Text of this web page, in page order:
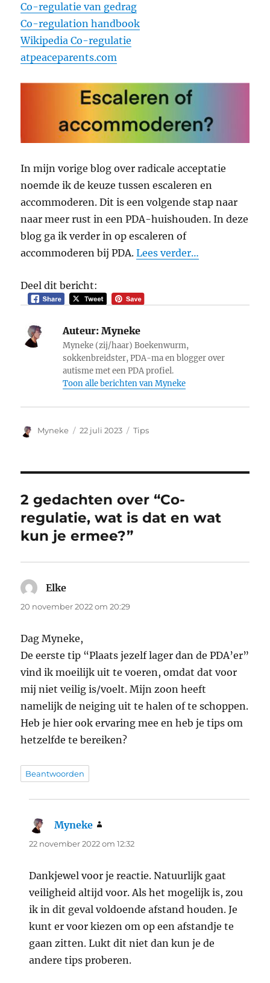
Co-regulatie van gedrag
Co-regulation handbook
Wikipedia Co-regulatie
atpeaceparents.com
In mijn vorige blog over radicale acceptatie
noemde ik de keuze tussen escaleren en
accommoderen. Dit is een volgende stap naar
naar meer rust in een PDA-huishouden. In deze
blog ga ik verder in op escaleren of
accommoderen bij PDA.Lees verder…
Deel dit bericht:
Auteur: Myneke
Myneke (zij/haar) Boekenwurm,
sokkenbreidster, PDA-ma en blogger over
autisme met een PDA profiel.
Toon alle berichten van Myneke
Auteur
Myneke
Geplaatst
22 juli 2023 Categorieën
Tips
2 gedachten over “Co-
regulatie, wat is dat en wat
kun je ermee?”
Elke
20 november 2022 om 20:29
Dag Myneke,
De eerste tip “Plaats jezelf lager dan de PDA’er”
vind ik moeilijk uit te voeren, omdat dat voor
mij niet veilig is/voelt. Mijn zoon heeft
namelijk de neiging uit te halen of te schoppen.
Heb je hier ook ervaring mee en heb je tips om
hetzelfde te bereiken?
Beantwoorden
Myneke
22 november 2022 om 12:32
Dankjewel voor je reactie. Natuurlijk gaat
veiligheid altijd voor. Als het mogelijk is, zou
ik in dit geval voldoende afstand houden. Je
kunt er voor kiezen om op een afstandje te
gaan zitten. Lukt dit niet dan kun je de
andere tips proberen.